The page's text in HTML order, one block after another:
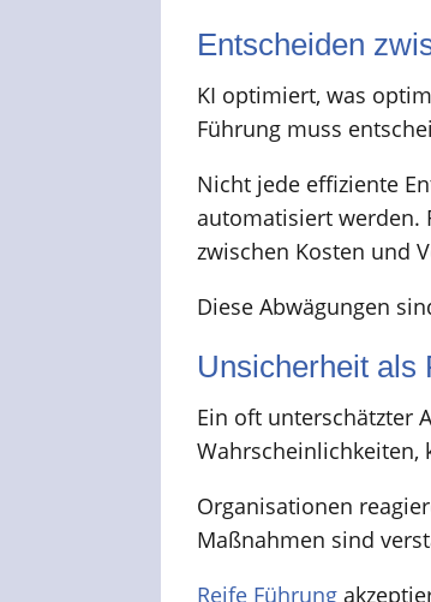
Entscheiden
KI optimiert, was
Führung muss
Nicht jede effiziente
automatisiert werden.
zwischen Kosten und
Diese Abwägungen
Unsicherheit als
Ein oft unterschätzter
Wahrscheinlichkeiten,
Organisationen
Maßnahmen sind
Reife Führung